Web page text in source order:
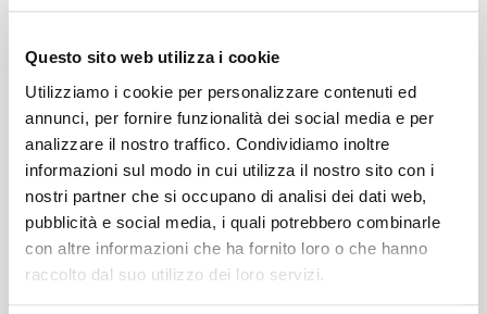
Questo sito web utilizza i cookie
Utilizziamo i cookie per personalizzare contenuti ed
annunci, per fornire funzionalità dei social media e per
analizzare il nostro traffico. Condividiamo inoltre
informazioni sul modo in cui utilizza il nostro sito con i
nostri partner che si occupano di analisi dei dati web,
pubblicità e social media, i quali potrebbero combinarle
con altre informazioni che ha fornito loro o che hanno
raccolto dal suo utilizzo dei loro servizi.
400 G/MLIN
Height
150/148 CM